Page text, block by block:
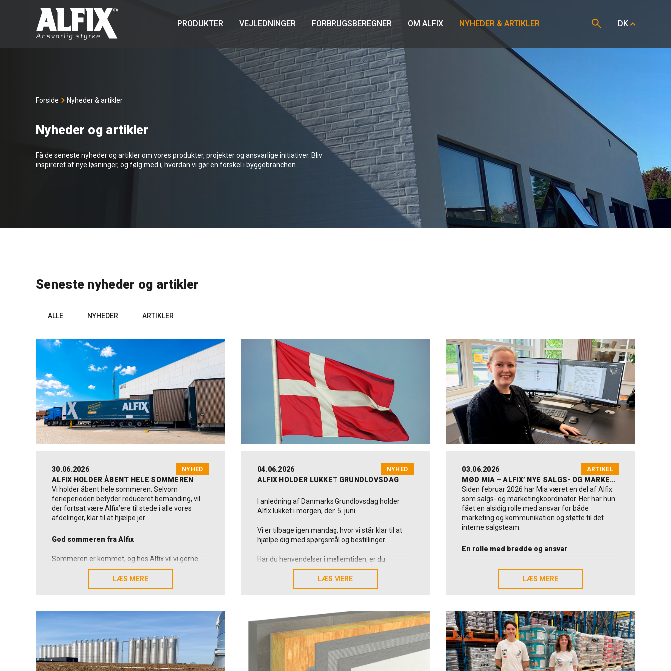
PRODUKTER VEJLEDNINGER FORBRUGSBEREGNER OM ALFIX NYHEDER & ARTIKLER DK
Forside Nyheder & artikler
Nyheder og artikler
Få de seneste nyheder og artikler om vores produkter, projekter og ansvarlige initiativer. Bliv
inspireret af nye løsninger, og følg med i, hvordan vi gør en forskel i byggebranchen.
Seneste nyheder og artikler
ALLE NYHEDER ARTIKLER
30.06.2026 NYHED
ALFIX HOLDER ÅBENT HELE SOMMEREN
Vi holder åbent hele sommeren. Selvom
ferieperioden betyder reduceret bemanding, vil
der fortsat være Alfix’ere til stede i alle vores
afdelinger, klar til at hjælpe jer.
God sommeren fra Alfix
Sommeren er kommet, og hos Alfix vil vi gerne
benytte lejligheden til at ønske kunder,
leverandører samarbejdspartnere og kolleger en
rigtig god sommer.
samarbejdet og de mange gode relationer, vi
sammen udvikler. Det er noget, vi sætter stor pris
Som dansk og familieejet producent arbejder vi
hver dag for at levere løsninger, der holder, og
LÆS MERE
LÆS MERE
04.06.2026 NYHED
ALFIX HOLDER LUKKET GRUNDLOVSDAG
I anledning af Danmarks Grundlovsdag holder
Alfix lukket i morgen, den 5. juni.
Vi er tilbage igen mandag, hvor vi står klar til at
hjælpe dig med spørgsmål og bestillinger.
Har du henvendelser i mellemtiden, er du
velkommen til at skrive til os på alfix@alfix.dk, så
vender vi tilbage hurtigst muligt.
LÆS MERE
LÆS MERE
03.06.2026 ARTIKEL
MØD MIA – ALFIX’ NYE SALGS- OG MARKETINGKOORDINATOR
Siden februar 2026 har Mia været en del af Alfix
som salgs- og marketingkoordinator. Her har hun
fået en alsidig rolle med ansvar for både
marketing og kommunikation og støtte til det
interne salgsteam.
En rolle med bredde og ansvar
Mia søgte stillingen hos Alfix, fordi hun hurtigt
blev tiltrukket af kombinationen af en bred
marketingrolle og Alfix’ værdier som familieejet
det, der særligt vakte hendes interesse.
I dag arbejder Mia med store dele af
marketingområdet – fra indhold til sociale medier
og hjemmeside til grafisk materiale, print og
emballage. Samtidig hjælper hun det interne
LÆS MERE
LÆS MERE